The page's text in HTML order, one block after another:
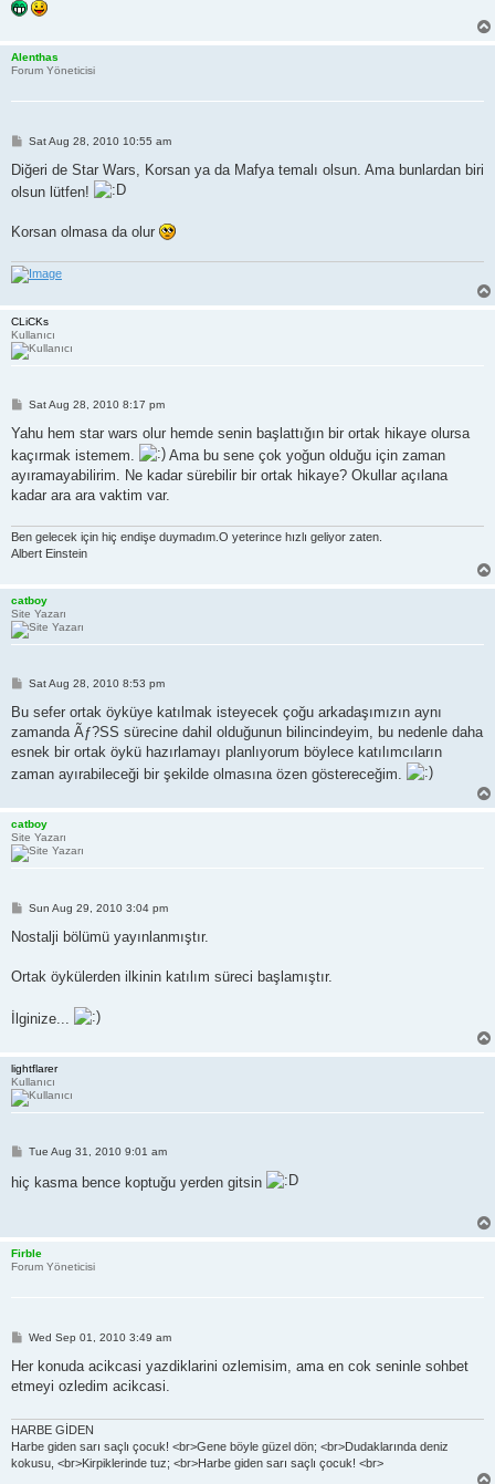
Alenthas
Forum Yöneticisi
P
s
t
Sat Aug 28, 2010 10:55 am
Diğeri de Star Wars, Korsan ya da Mafya temalı olsun. Ama bunlardan biri
olsun lütfen!
Korsan olmasa da olur
CLiCKs
Kullanıcı
P
s
Sat Aug 28, 2010 8:17 pm
Yahu hem star wars olur hemde senin başlattığın bir ortak hikaye olursa
kaçırmak istemem.
Ama bu sene çok yoğun olduğu için zaman
ayıramayabilirim. Ne kadar sürebilir bir ortak hikaye? Okullar açılana
kadar ara ara vaktim var.
Ben gelecek için hiç endişe duymadım.O yeterince hızlı geliyor zaten.
Albert Einstein
catboy
Site Yazarı
P
s
Sat Aug 28, 2010 8:53 pm
Bu sefer ortak öyküye katılmak isteyecek çoğu arkadaşımızın aynı
zamanda Ãƒ?SS sürecine dahil olduğunun bilincindeyim, bu nedenle daha
esnek bir ortak öykü hazırlamayı planlıyorum böylece katılımcıların
zaman ayırabileceği bir şekilde olmasına özen göstereceğim.
catboy
Site Yazarı
P
s
Sun Aug 29, 2010 3:04 pm
Nostalji bölümü yayınlanmıştır.
Ortak öykülerden ilkinin katılım süreci başlamıştır.
İlginize...
lightflarer
Kullanıcı
P
t
Tue Aug 31, 2010 9:01 am
hiç kasma bence koptuğu yerden gitsin
Firble
Forum Yöneticisi
P
s
Wed Sep 01, 2010 3:49 am
Her konuda acikcasi yazdiklarini ozlemisim, ama en cok seninle sohbet
etmeyi ozledim acikcasi.
HARBE GİDEN
Harbe giden sarı saçlı çocuk! <br>Gene böyle güzel dön; <br>Dudaklarında deniz
kokusu, <br>Kirpiklerinde tuz; <br>Harbe giden sarı saçlı çocuk! <br>